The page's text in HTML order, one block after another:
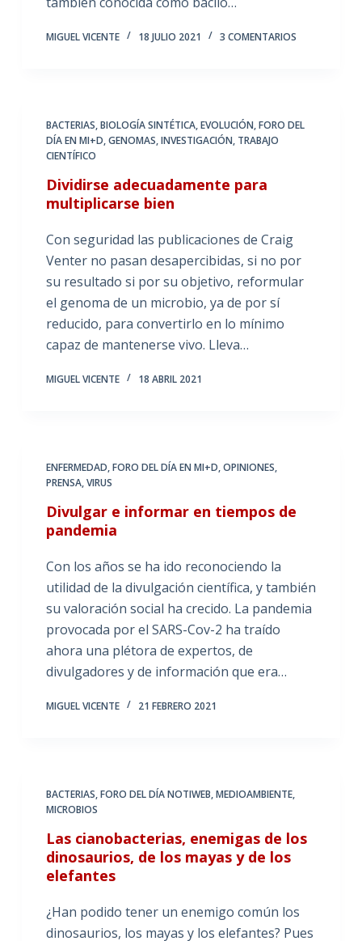
MIGUEL VICENTE 18 JULIO 2021 3 COMENTARIOS
BACTERIAS,BIOLOGÍA SINTÉTICA,EVOLUCIÓN,FORO DEL
DÍA EN MI+D,GENOMAS,INVESTIGACIÓN, TRABAJO
CIENTÍFICO
Dividirse adecuadamente para
multiplicarse bien
Con seguridad las publicaciones de Craig
Venter no pasan desapercibidas, si no por
su resultado si por su objetivo, reformular
el genoma de un microbio, ya de por sí
reducido, para convertirlo en lo mínimo
capaz de mantenerse vivo. Lleva…
MIGUEL VICENTE 18 ABRIL 2021
ENFERMEDAD,FORO DEL DÍA EN MI+D,OPINIONES,
PRENSA,VIRUS
Divulgar e informar en tiempos de
pandemia
Con los años se ha ido reconociendo la
utilidad de la divulgación científica, y también
su valoración social ha crecido. La pandemia
provocada por el SARS-Cov-2 ha traído
ahora una plétora de expertos, de
divulgadores y de información que era…
MIGUEL VICENTE 21 FEBRERO 2021
BACTERIAS,FORO DEL DÍA NOTIWEB,MEDIOAMBIENTE,
MICROBIOS
Las cianobacterias, enemigas de los
dinosaurios, de los mayas y de los
elefantes
¿Han podido tener un enemigo común los
dinosaurios, los mayas y los elefantes? Pues